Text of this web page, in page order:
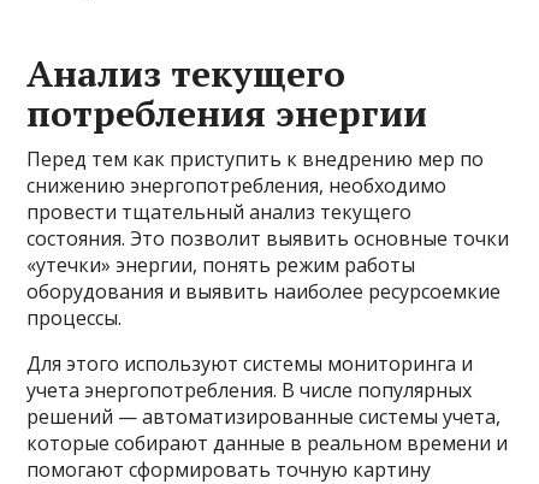
Анализ текущего
потребления энергии
Перед тем как приступить к внедрению мер по
снижению энергопотребления, необходимо
провести тщательный анализ текущего
состояния. Это позволит выявить основные точки
«утечки» энергии, понять режим работы
оборудования и выявить наиболее ресурсоемкие
процессы.
Для этого используют системы мониторинга и
учета энергопотребления. В числе популярных
решений — автоматизированные системы учета,
которые собирают данные в реальном времени и
помогают сформировать точную картину